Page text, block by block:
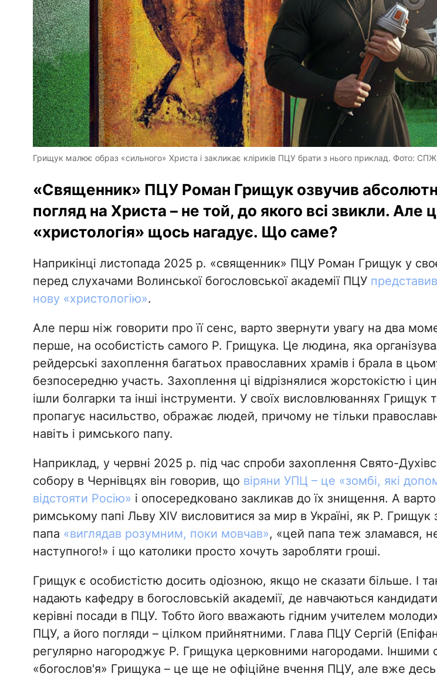
Грищук малює образ «сильного» Христа і закликає кліриків ПЦУ брати з нього приклад. Фото: СПЖ
«Священник» ПЦУ Роман Грищук озвучив
погляд на Христа – не той, до якого всі звикли. Але
«христологія» щось нагадує. Що саме?
Наприкінці листопада 2025 р. «священник» ПЦУ Роман Грищук у
перед слухачами Волинської богословської академії ПЦУ
нову «христологію».
Але перш ніж говорити про її сенс, варто звернути увагу на два
перше, на особистість самого Р. Грищука. Це людина, яка
рейдерські захоплення багатьох православних храмів і брала в
безпосередню участь. Захоплення ці відрізнялися жорстокістю і
ішли болгарки та інші інструменти. У своїх висловлюваннях Грищук
пропагує насильство, ображає людей, причому не тільки
навіть і римського папу.
Наприклад, у червні 2025 р. під час спроби захоплення Свято-
собору в Чернівцях він говорив, що віряни УПЦ – це «зомбі, які
відстояти Росію» і опосередковано закликав до їх знищення. А
римському папі Льву XIV висловитися за мир в Україні, як Р. Грищук
папа «виглядав розумним, поки мовчав», «цей папа теж зламався,
наступного!» і що католики просто хочуть заробляти гроші.
Грищук є особистістю досить одіозною, якщо не сказати більше. І
надають кафедру в богословській академії, де навчаються
керівні посади в ПЦУ. Тобто його вважають гідним учителем
ПЦУ, а його погляди – цілком прийнятними. Глава ПЦУ Сергій
регулярно нагороджує Р. Грищука церковними нагородами. Іншими
«богослов'я» Грищука – це ще не офіційне вчення ПЦУ, але вже